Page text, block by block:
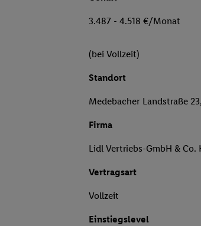
3.487 - 4.518 €/Monat
(bei Vollzeit)
Standort
Medebacher Landstraße
Firma
Lidl Vertriebs-GmbH & Co.
Vertragsart
Vollzeit
Einstiegslevel